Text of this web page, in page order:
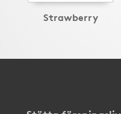
Strawberry